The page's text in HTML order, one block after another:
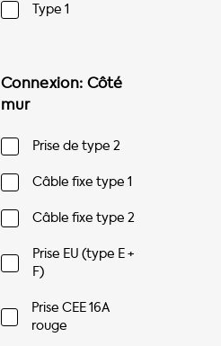
Type 1
Connexion: Côté
mur
Prise de type 2
Câble fixe type 1
Câble fixe type 2
Prise EU (type E +
F)
Prise CEE 16A
rouge